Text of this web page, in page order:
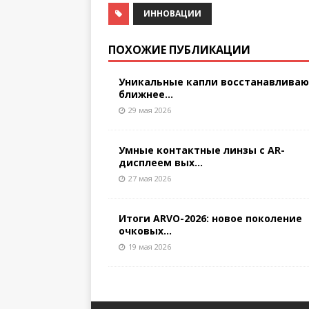
ИННОВАЦИИ
ПОХОЖИЕ ПУБЛИКАЦИИ
Уникальные капли
ближнее...
29 мая 2026
Умные контактные линзы с AR-
дисплеем вых...
27 мая 2026
Итоги ARVO-2026: новое поколение
очковых...
19 мая 2026